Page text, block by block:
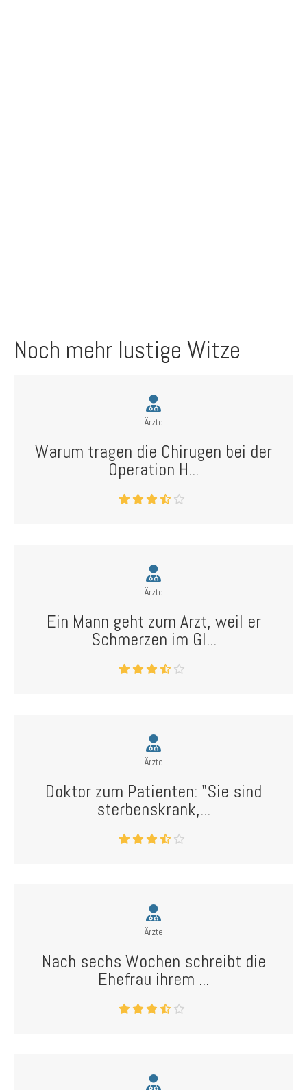
Noch mehr lustige Witze
Ärzte
Warum tragen die Chirugen bei der
Operation H...
Ärzte
Ein Mann geht zum Arzt, weil er
Schmerzen im Gl...
Ärzte
Doktor zum Patienten: "Sie sind
sterbenskrank,...
Ärzte
Nach sechs Wochen schreibt die
Ehefrau ihrem ...